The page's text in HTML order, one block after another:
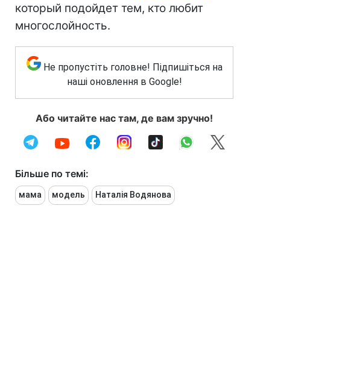
который подойдет тем, кто любит
многослойность.
Не пропустіть головне! Підпишіться на
наші оновлення в Google!
Або читайте нас там, де вам зручно!
Більше по темі:
мама модель Наталія Водянова